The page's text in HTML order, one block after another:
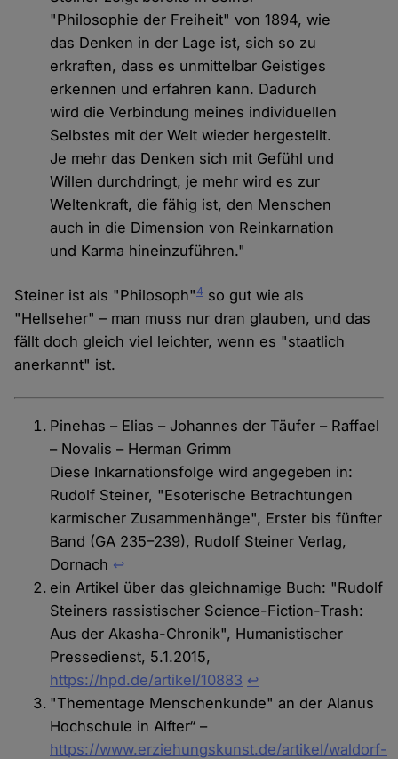
"Philosophie der Freiheit" von 1894, wie
das Denken in der Lage ist, sich so zu
erkraften, dass es unmittelbar Geistiges
erkennen und erfahren kann. Dadurch
wird die Verbindung meines individuellen
Selbstes mit der Welt wieder hergestellt.
Je mehr das Denken sich mit Gefühl und
Willen durchdringt, je mehr wird es zur
Weltenkraft, die fähig ist, den Menschen
auch in die Dimension von Reinkarnation
und Karma hineinzuführen."
Steiner ist als "Philosoph"4 so gut wie als
"Hellseher" – man muss nur dran glauben, und das
fällt doch gleich viel leichter, wenn es "staatlich
anerkannt" ist.
Pinehas – Elias – Johannes der Täufer – Raffael
– Novalis – Herman Grimm
Diese Inkarnationsfolge wird angegeben in:
Rudolf Steiner, "Esoterische Betrachtungen
karmischer Zusammenhänge", Erster bis fünfter
Band (GA 235–239), Rudolf Steiner Verlag,
Dornach ↩
ein Artikel über das gleichnamige Buch: "Rudolf
Steiners rassistischer Science-Fiction-Trash:
Aus der Akasha-Chronik", Humanistischer
Pressedienst, 5.1.2015,
https://hpd.de/artikel/10883 ↩︎
"Thementage Menschenkunde" an der Alanus
Hochschule in Alfter“ –
https://www.erziehungskunst.de/artikel/waldorf-